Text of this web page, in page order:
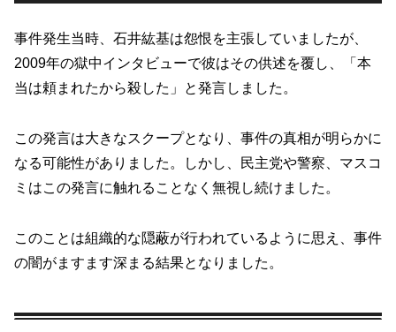
事件発生当時、石井紘基は怨恨を主張していましたが、
2009年の獄中インタビューで彼はその供述を覆し、「本
当は頼まれたから殺した」と発言しました。
この発言は大きなスクープとなり、事件の真相が明らかに
なる可能性がありました。しかし、民主党や警察、マスコ
ミはこの発言に触れることなく無視し続けました。
このことは組織的な隠蔽が行われているように思え、事件
の闇がますます深まる結果となりました。